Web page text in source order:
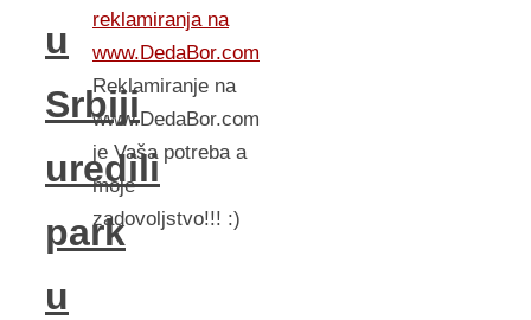
u
Srbiji
uredili
pаrk
u
reklamiranja na
www.DedaBor.com
Reklamiranje na
www.DedaBor.com
je Vaša potreba a
moje
zadovoljstvo!!! :)